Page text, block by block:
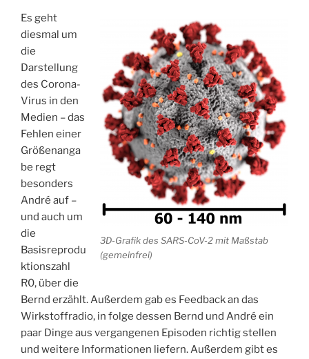
3D-Grafik des SARS-CoV-2 mit Maßstab
(gemeinfrei)
Es geht
diesmal um
die
Darstellung
des Corona-
Virus in den
Medien – das
Fehlen einer
Größenanga
be regt
besonders
André auf –
und auch um
die
Basisreprodu
ktionszahl
R0, über die
Bernd erzählt. Außerdem gab es Feedback an das
Wirkstoffradio, in folge dessen Bernd und André ein
paar Dinge aus vergangenen Episoden richtig stellen
und weitere Informationen liefern. Außerdem gibt es